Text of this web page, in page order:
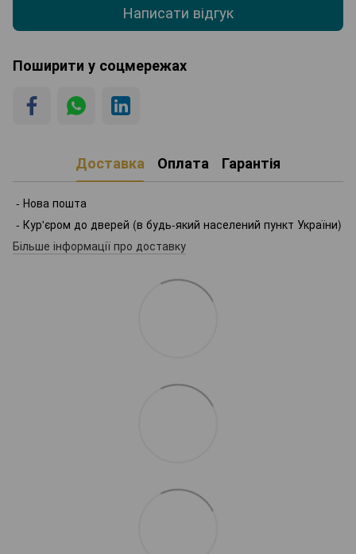
Написати відгук
Поширити у соцмережах
Доставка Оплата Гарантія
- Нова пошта
- Кур'єром до дверей (в будь-який населений пункт України)
Більше інформації про доставку